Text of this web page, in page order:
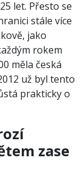
let. Přesto se
stále více
jako
rokem
měla česká
už byl tento
prakticky o
zase